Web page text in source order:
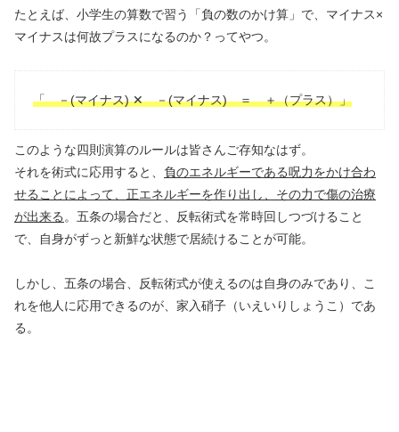
たとえば、小学生の算数で習う「負の数のかけ算」で、マイナス×
マイナスは何故プラスになるのか？ってやつ。
「 －(マイナス) ✕ －(マイナス) ＝ ＋（プラス）」
このような四則演算のルールは皆さんご存知なはず。
それを術式に応用すると、 負のエネルギーである呪力をかけ合わ
せることによって、正エネルギーを作り出し、その力で傷の治療
が出来る 。五条の場合だと、反転術式を常時回しつづけること
で、自身がずっと新鮮な状態で居続けることが可能。
しかし、五条の場合、反転術式が使えるのは自身のみであり、こ
れを他人に応用できるのが、家入硝子（いえいりしょうこ）であ
る。